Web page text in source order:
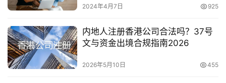
2024年4月7日 925
内地人注册香港公司合法吗？37号
文与资金出境合规指南2026
2026年5月10日 455